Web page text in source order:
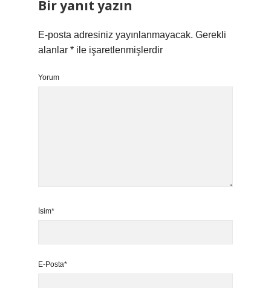
Bir yanıt yazın
E-posta adresiniz yayınlanmayacak. Gerekli
alanlar * ile işaretlenmişlerdir
Yorum
İsim*
E-Posta*